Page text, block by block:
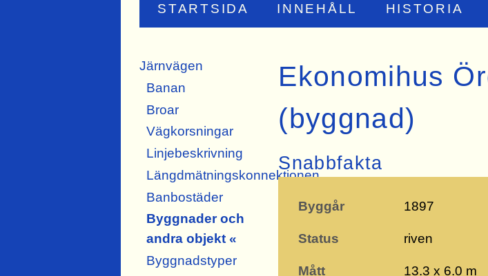
STARTSIDA INNEHÅLL HISTORIA
Järnvägen
Banan
Broar
Vägkorsningar
Linjebeskrivning
Längdmätningskonnektionen
Banbostäder
Byggnader och
andra objekt «
Byggnadstyper
Ekonomihus
(byggnad)
Snabbfakta
Byggår 1897
Status riven
Mått 13.3 x 6.0 m